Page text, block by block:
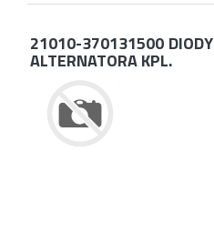
21010-370131500 DIODY
ALTERNATORA KPL.